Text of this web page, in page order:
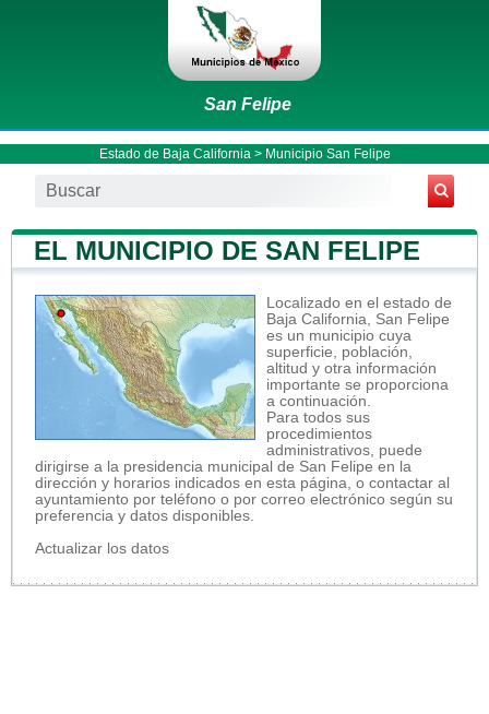
San Felipe
Estado de Baja California > Municipio San Felipe
EL MUNICIPIO DE SAN FELIPE
Localizado en el estado de
Baja California, San Felipe
es un municipio cuya
superficie, población,
altitud y otra información
importante se proporciona
a continuación.
Para todos sus
procedimientos
administrativos, puede
dirigirse a la presidencia municipal de San Felipe en la
dirección y horarios indicados en esta página, o contactar al
ayuntamiento por teléfono o por correo electrónico según su
preferencia y datos disponibles.
Actualizar los datos